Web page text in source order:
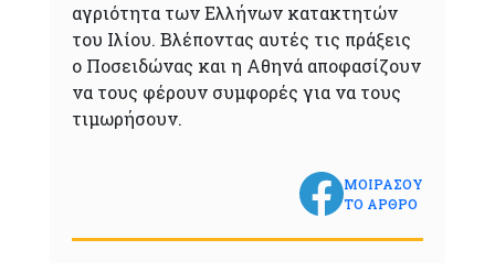
αγριότητα των Ελλήνων κατακτητών
του Ιλίου. Βλέποντας αυτές τις πράξεις
ο Ποσειδώνας και η Αθηνά αποφασίζουν
να τους φέρουν συμφορές για να τους
τιμωρήσουν.
ΜΟΙΡΑΣΟΥ
ΤΟ ΑΡΘΡΟ